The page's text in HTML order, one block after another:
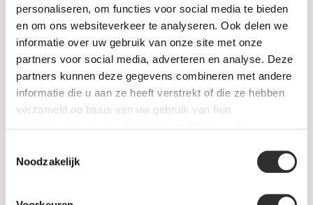
personaliseren, om functies voor social media te bieden
en om ons websiteverkeer te analyseren. Ook delen we
informatie over uw gebruik van onze site met onze
partners voor social media, adverteren en analyse. Deze
partners kunnen deze gegevens combineren met andere
informatie die u aan ze heeft verstrekt of die ze hebben
verzameld op basis van uw gebruik van hun
Noodzakelijk
Juwelen
Trouwringen
PRE-OWNED
Informatie